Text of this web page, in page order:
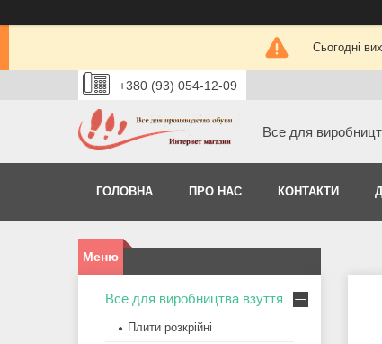
Сьогодні
+380 (93) 054-12-09
Все для
ГОЛОВНА ПРО НАС КОНТАКТИ
Все для виробництва взуття
Плити розкрійні